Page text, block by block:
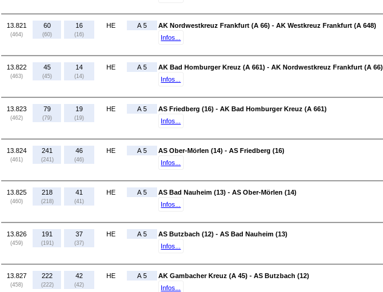
13.821
(464)
60
(60)
16
(16)
HE A 5
AK Nordwestkreuz Frankfurt (A 66) - AK Westkreuz Frankfurt (A 648)
Infos...
13.822
(463)
45
(45)
14
(14)
HE A 5
AK Bad Homburger Kreuz (A 661) - AK Nordwestkreuz Frankfurt (A 66)
Infos...
13.823
(462)
79
(79)
19
(19)
HE A 5
AS Friedberg (16) - AK Bad Homburger Kreuz (A 661)
Infos...
13.824
(461)
241
(241)
46
(46)
HE A 5
AS Ober-Mörlen (14) - AS Friedberg (16)
Infos...
13.825
(460)
218
(218)
41
(41)
HE A 5
AS Bad Nauheim (13) - AS Ober-Mörlen (14)
Infos...
13.826
(459)
191
(191)
37
(37)
HE A 5
AS Butzbach (12) - AS Bad Nauheim (13)
Infos...
13.827
(458)
222
(222)
42
(42)
HE A 5
AK Gambacher Kreuz (A 45) - AS Butzbach (12)
Infos...